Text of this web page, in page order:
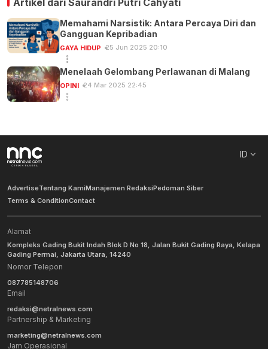
Artikel dari Saurandri Putri Cahyati
Memahami Narsistik: Antara Percaya Diri dan
Gangguan Kepribadian
GAYA HIDUP 25 Jun 2025 20:10
Menelaah Gelombang Perlawanan di Malang
OPINI 24 Mar 2025 22:45
ID
AdvertiseTentang KamiManajemen RedaksiPedoman Siber
Terms & ConditionContact
Alamat
Kompleks Gading Bukit Indah Blok D No 18, Jalan Bukit Gading Raya, Kelapa
Gading Permai, Jakarta Utara, 14240
Nomor Telepon
087785148706
Email
redaksi@netralnews.com
Partnership & Marketing
marketing@netralnews.com
Jam Operasional